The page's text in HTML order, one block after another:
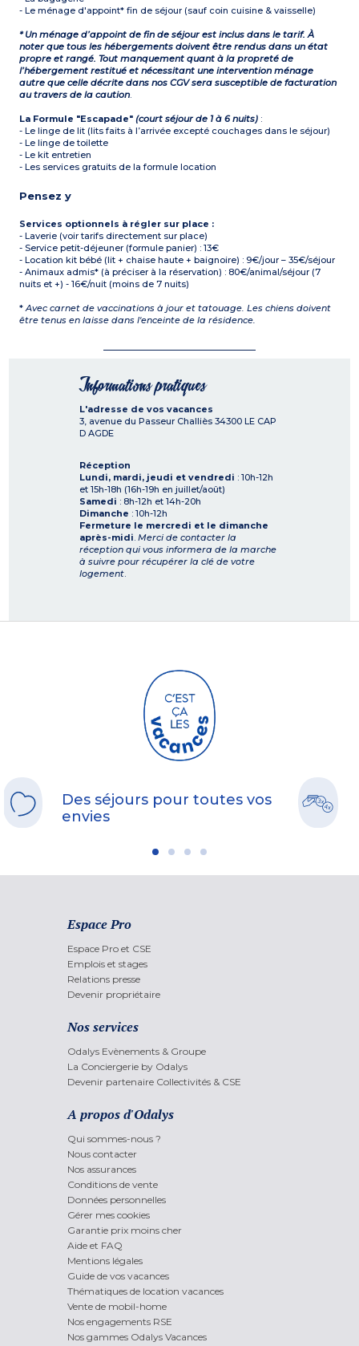
- Le ménage d'appoint* fin de séjour (sauf coin cuisine & vaisselle)
* Un ménage d’appoint de fin de séjour est inclus dans le tarif. À
noter que tous les hébergements doivent être rendus dans un état
propre et rangé. Tout manquement quant à la propreté de
l’hébergement restitué et nécessitant une intervention ménage
autre que celle décrite dans nos CGV sera susceptible de facturation
au travers de la caution.
La Formule "Escapade"(court séjour de 1 à 6 nuits) :
- Le linge de lit (lits faits à l’arrivée excepté couchages dans le séjour)
- Le linge de toilette
- Le kit entretien
- Les services gratuits de la formule location
Pensez y
Services optionnels à régler sur place :
- Laverie (voir tarifs directement sur place)
- Service petit-déjeuner (formule panier) : 13€
- Location kit bébé (lit + chaise haute + baignoire) : 9€/jour – 35€/séjour
- Animaux admis* (à préciser à la réservation) : 80€/animal/séjour (7
nuits et +) - 16€/nuit (moins de 7 nuits)
*Avec carnet de vaccinations à jour et tatouage. Les chiens doivent
être tenus en laisse dans l'enceinte de la résidence.
Informations pratiques
L'adresse de vos vacances
3, avenue du Passeur Challiès 34300 LE CAP
D AGDE
Réception
Lundi, mardi, jeudi et vendredi : 10h-12h
et 15h-18h (16h-19h en juillet/août)
Samedi : 8h-12h et 14h-20h
Dimanche : 10h-12h
Fermeture le mercredi et le dimanche
après-midi. Merci de contacter la
réception qui vous informera de la marche
à suivre pour récupérer la clé de votre
logement.
Des séjours pour toutes vos
envies
Espace Pro
Espace Pro et CSE
Emplois et stages
Relations presse
Devenir propriétaire
Nos services
Odalys Evènements & Groupe
La Conciergerie by Odalys
Devenir partenaire Collectivités & CSE
A propos d'Odalys
Qui sommes-nous ?
Nous contacter
Nos assurances
Conditions de vente
Données personnelles
Gérer mes cookies
Garantie prix moins cher
Aide et FAQ
Mentions légales
Guide de vos vacances
Thématiques de location vacances
Vente de mobil-home
Nos engagements RSE
Nos gammes Odalys Vacances